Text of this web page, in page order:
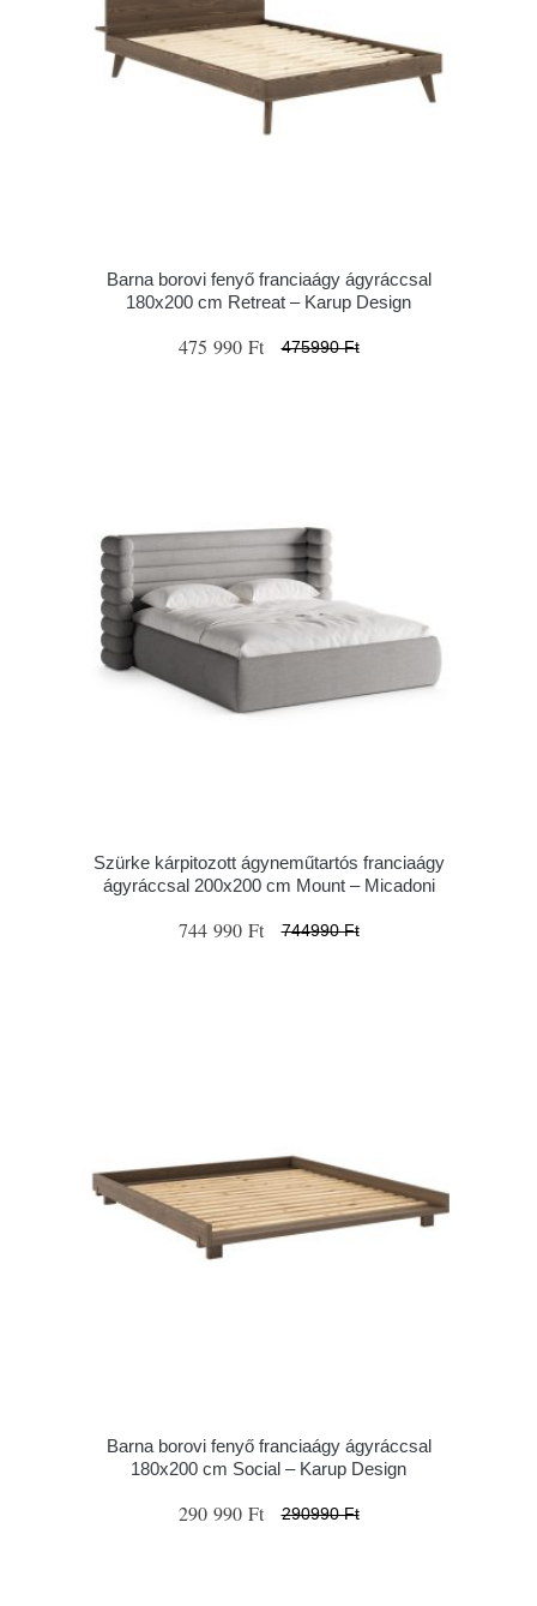
Barna borovi fenyő franciaágy ágyráccsal
180x200 cm Retreat – Karup Design
475 990 Ft 475990 Ft
Szürke kárpitozott ágyneműtartós franciaágy
ágyráccsal 200x200 cm Mount – Micadoni
744 990 Ft 744990 Ft
Barna borovi fenyő franciaágy ágyráccsal
180x200 cm Social – Karup Design
290 990 Ft 290990 Ft